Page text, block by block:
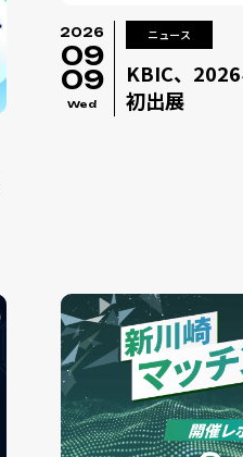
2026
09
09
Wed
ニュース
KBIC、
初出展